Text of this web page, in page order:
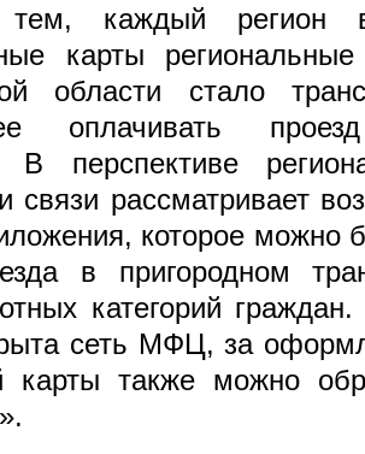
каждый регион
карты
области стало
оплачивать
В перспективе
связи рассматривает
которое можно
в пригородном
категорий
сеть МФЦ, за
карты также можно